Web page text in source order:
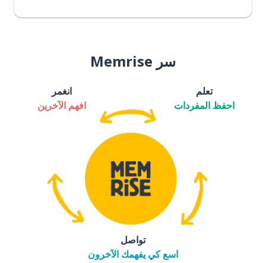
سر Memrise
تعلم
احفظ المفردات
انغمر
افهم الآخرين
تواصل
اسع كي يفهمك الآخرون